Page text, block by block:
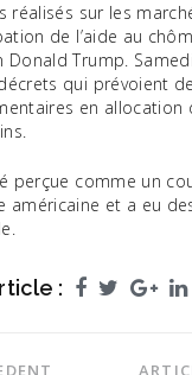
réalisés sur les
de l’aide au
Donald Trump.
qui prévoient
en allocation
perçue comme un
américaine et a eu
: Facebook
Twitter